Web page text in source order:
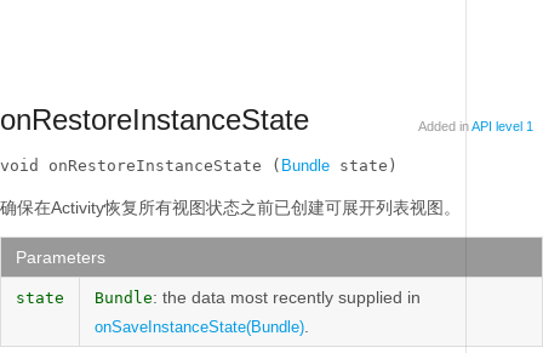
onRestoreInstanceState Added inAPI level 1
void onRestoreInstanceState ( Bundle state)
确保在Activity恢复所有视图状态之前已创建可展开列表视图。
Parameters
state Bundle: the data most recently supplied in
onSaveInstanceState(Bundle)